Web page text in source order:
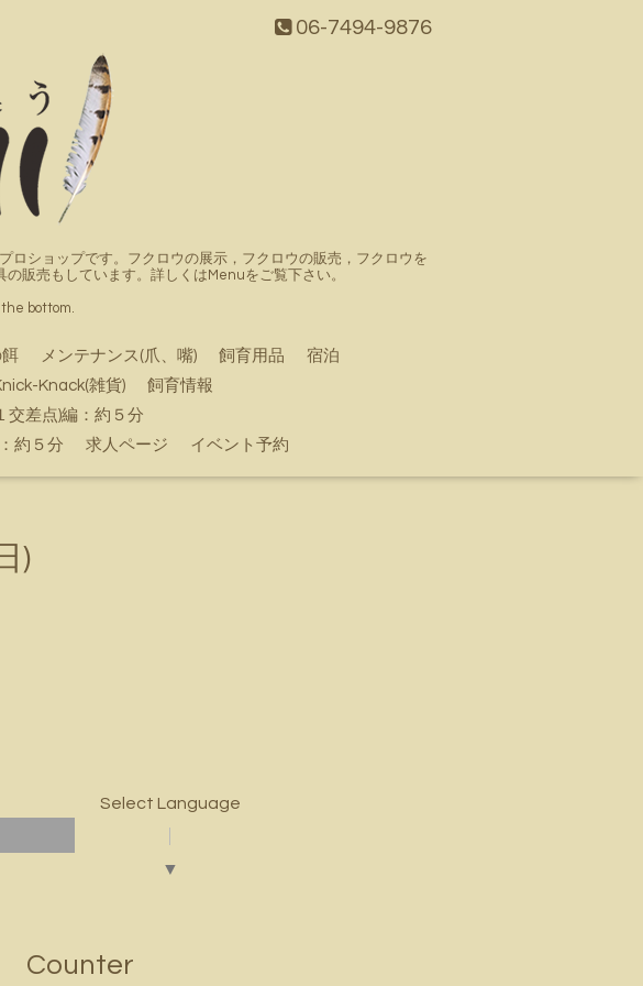
06-7494-9876
ロショップです。フクロウの展示，フクロウの販売，フクロウを
販売もしています。詳しくはMenuをご覧下さい。
bottom.
メンテナンス(爪、嘴) 飼育用品
宿泊
Knack(雑貨)
飼育情報
交差点)編：約５分
約５分
求人ページ イベント予約
)
Select Language
▼
Counter